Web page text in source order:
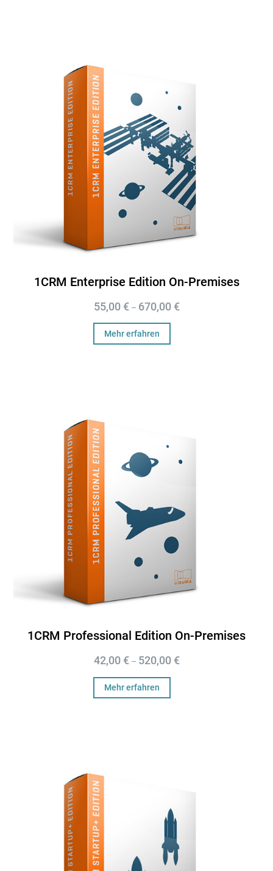
1CRM Enterprise Edition On-Premises
55,00 €– 670,00 €
Mehr erfahren
1CRM Professional Edition On-Premises
42,00 €– 520,00 €
Mehr erfahren